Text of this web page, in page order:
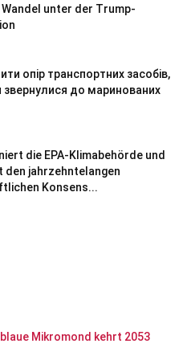
unter der Trump-
опір транспортних засобів,
звернулися до маринованих
die EPA-Klimabehörde und
den jahrzehntelangen
Konsens...
Mikromond kehrt 2053